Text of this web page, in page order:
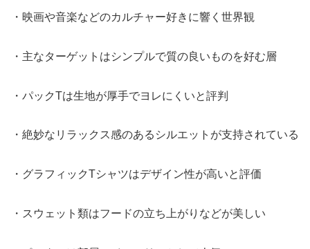
・映画や音楽などのカルチャー好きに響く世界観
・主なターゲットはシンプルで質の良いものを好む層
・パックTは生地が厚手でヨレにくいと評判
・絶妙なリラックス感のあるシルエットが支持されている
・グラフィックTシャツはデザイン性が高いと評価
・スウェット類はフードの立ち上がりなどが美しい